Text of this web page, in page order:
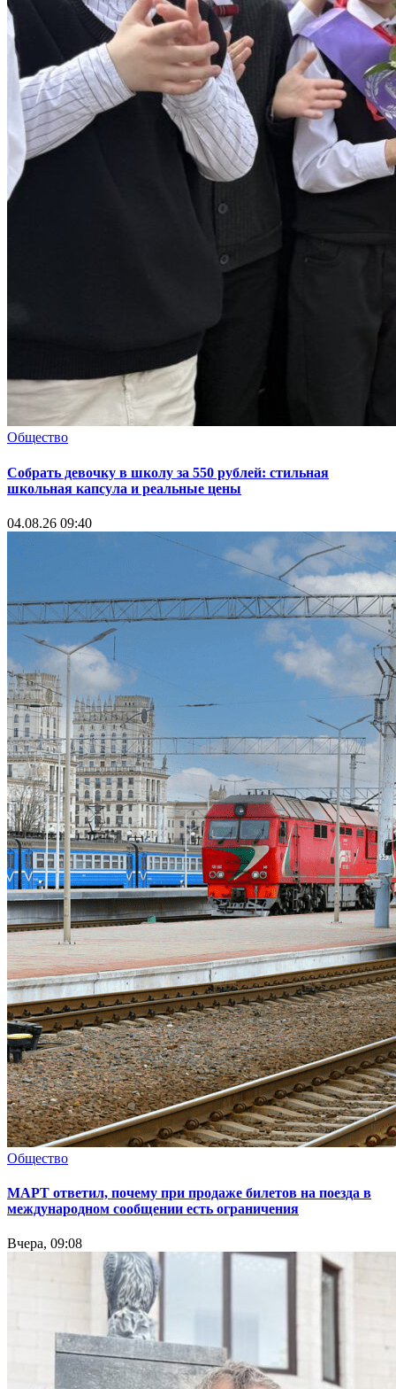
Общество
Собрать девочку в школу за 550 рублей: стильная
школьная капсула и реальные цены
04.08.26 09:40
Общество
МАРТ ответил, почему при продаже билетов на поезда в
международном сообщении есть ограничения
Вчера, 09:08